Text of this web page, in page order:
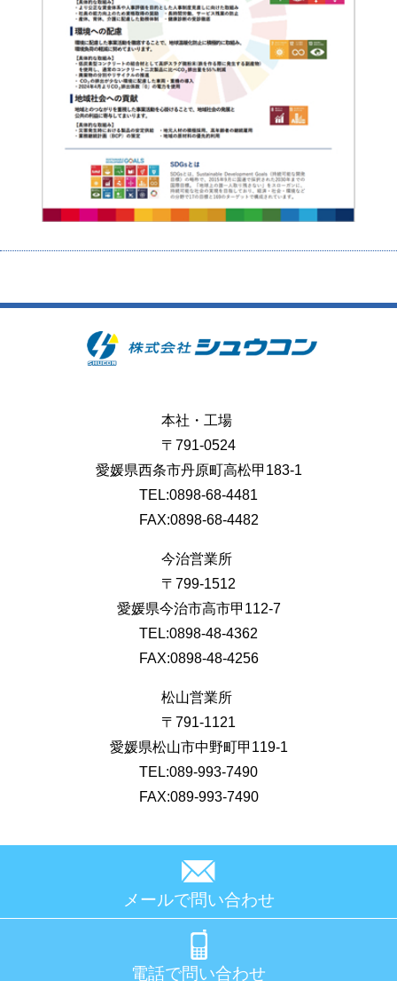
本社・工場
〒791-0524
愛媛県西条市丹原町高松甲183-1
TEL:0898-68-4481
FAX:0898-68-4482
今治営業所
〒799-1512
愛媛県今治市高市甲112-7
TEL:0898-48-4362
FAX:0898-48-4256
松山営業所
〒791-1121
愛媛県松山市中野町甲119-1
TEL:089-993-7490
FAX:089-993-7490
メールで問い合わせ
電話で問い合わせ